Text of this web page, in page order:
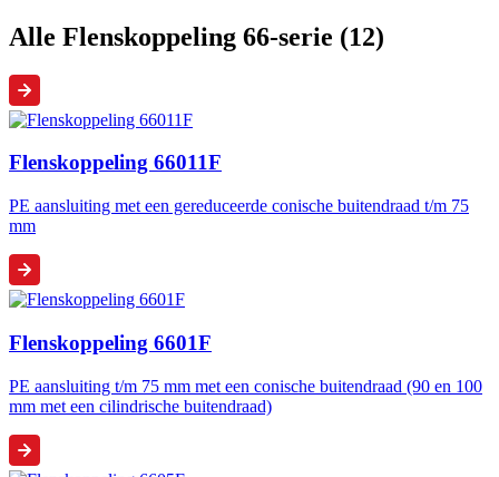
Alle Flenskoppeling 66-serie (12)
Flenskoppeling 66011F
PE aansluiting met een gereduceerde conische buitendraad t/m 75
mm
Flenskoppeling 6601F
PE aansluiting t/m 75 mm met een conische buitendraad (90 en 100
mm met een cilindrische buitendraad)